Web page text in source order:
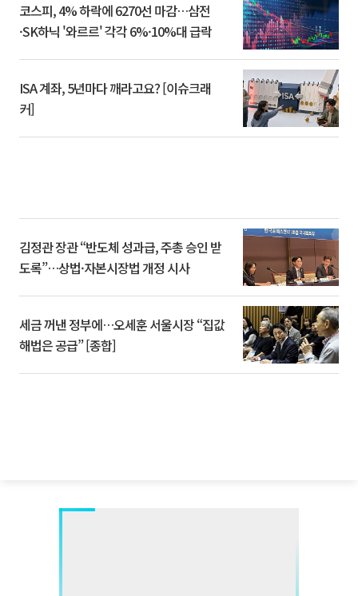
코스피, 4% 하락에 6270선 마감…삼전
·SK하닉 '와르르' 각각 6%·10%대 급락
ISA 계좌, 5년마다 깨라고요? [이슈크래
커]
김정관 장관 “반도체 성과급, 주총 승인 받
도록”…상법·자본시장법 개정 시사
세금 꺼낸 정부에…오세훈 서울시장 “집값
해법은 공급” [종합]